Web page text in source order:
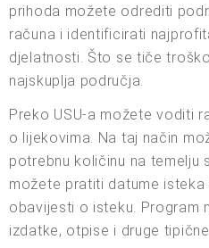
prihoda možete odrediti
računa i identificirati
djelatnosti. Što se tiče
najskuplja područja.
Preko USU-a možete voditi
o lijekovima. Na taj način
potrebnu količinu na temelju
možete pratiti datume
obavijesti o isteku. Program
izdatke, otpise i druge